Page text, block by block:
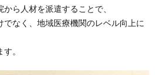
ら人材を派遣することで、
なく、地域医療機関のレベル向上に
。